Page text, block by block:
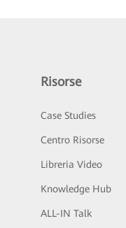
Risorse
Case Studies
Centro Risorse
Libreria Video
Knowledge Hub
ALL-IN Talk